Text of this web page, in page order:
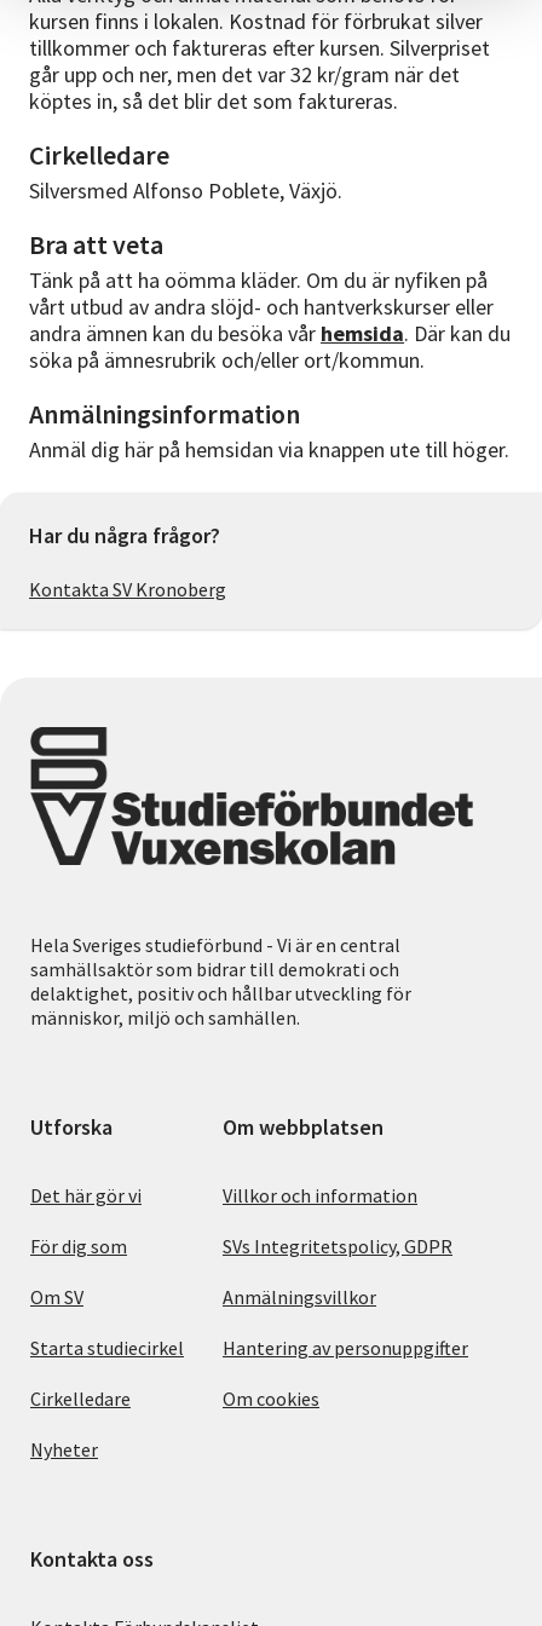
kursen finns i lokalen. Kostnad för förbrukat silver
tillkommer och faktureras efter kursen. Silverpriset
går upp och ner, men det var 32 kr/gram när det
köptes in, så det blir det som faktureras.
Cirkelledare
Silversmed Alfonso Poblete, Växjö.
Bra att veta
Tänk på att ha oömma kläder. Om du är nyfiken på
vårt utbud av andra slöjd- och hantverkskurser eller
andra ämnen kan du besöka vår hemsida. Där kan du
söka på ämnesrubrik och/eller ort/kommun.
Anmälningsinformation
Anmäl dig här på hemsidan via knappen ute till höger.
Har du några frågor?
Kontakta SV Kronoberg
Hela Sveriges studieförbund - Vi är en central
samhällsaktör som bidrar till demokrati och
delaktighet, positiv och hållbar utveckling för
människor, miljö och samhällen.
Utforska
Det här gör vi
För dig som
Om SV
Starta studiecirkel
Cirkelledare
Nyheter
Om webbplatsen
Villkor och information
SVs Integritetspolicy, GDPR
Anmälningsvillkor
Hantering av personuppgifter
Om cookies
Kontakta oss